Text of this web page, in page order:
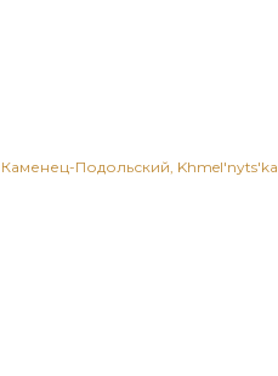
Подольский, Khmel'nyts'ka